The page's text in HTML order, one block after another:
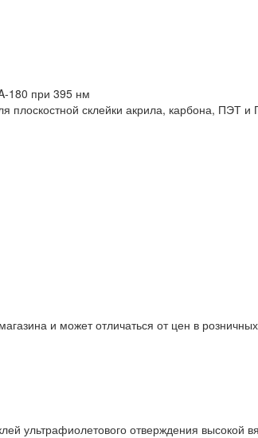
плоскостной склейки акрила, карбона, ПЭТ
и может отличаться от цен в
ультрафиолетового отверждения высокой